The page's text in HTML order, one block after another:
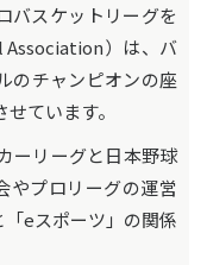
バスケットリーグを
）は、バ
のチャンピオンの座
ています。
ーリーグと日本野球
やプロリーグの運営
eスポーツ」の関係